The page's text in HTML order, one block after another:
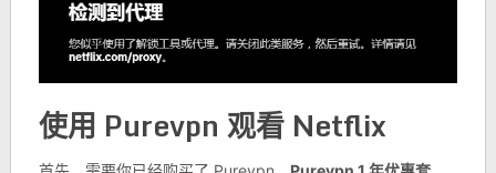
使用 Purevpn 观看 Netflix